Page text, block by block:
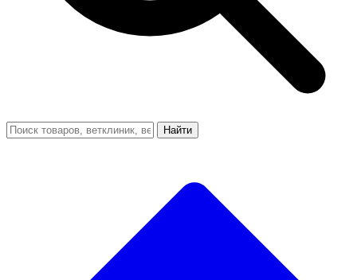
Найти